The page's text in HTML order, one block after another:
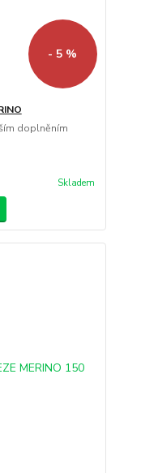
- 5 %
doplněním
Skladem